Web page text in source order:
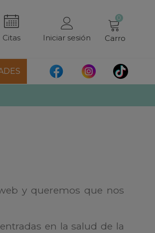
Citas Iniciar sesión
0
Carro
y queremos que nos
en la salud de la